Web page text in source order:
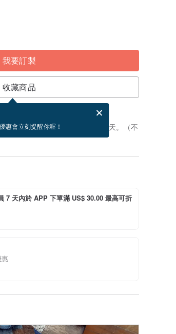
我要訂製
收藏商品
惠會立刻提醒你喔！
寫
始製作到寄出商品為 7 個工作天。（不
7 天內於 APP 下單滿 US$ 30.00 最高可折